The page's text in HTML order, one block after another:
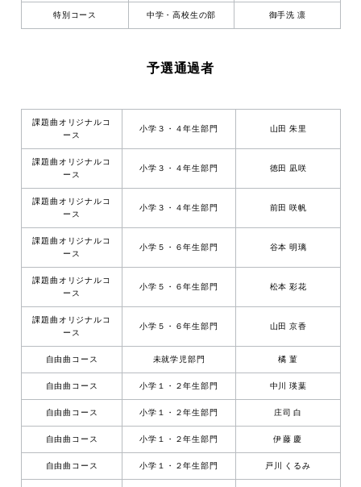
特別コース 中学・高校生の部 御手洗 凛
予選通過者
課題曲オリジナルコ
ース
小学３・４年生部門 山田 朱里
課題曲オリジナルコ
ース
小学３・４年生部門 徳田 凪咲
課題曲オリジナルコ
ース
小学３・４年生部門 前田 咲帆
課題曲オリジナルコ
ース
小学５・６年生部門 谷本 明璃
課題曲オリジナルコ
ース
小学５・６年生部門 松本 彩花
課題曲オリジナルコ
ース
小学５・６年生部門 山田 京香
自由曲コース 未就学児部門 橘 菫
自由曲コース 小学１・２年生部門 中川 瑛葉
自由曲コース 小学１・２年生部門 庄司 白
自由曲コース 小学１・２年生部門 伊藤 慶
自由曲コース 小学１・２年生部門 戸川 くるみ